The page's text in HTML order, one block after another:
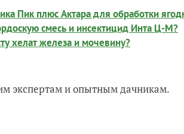
Пик плюс Актара для обработки
смесь и инсектицид Инта Ц-М?
хелат железа и мочевину?
экспертам и опытным дачникам.